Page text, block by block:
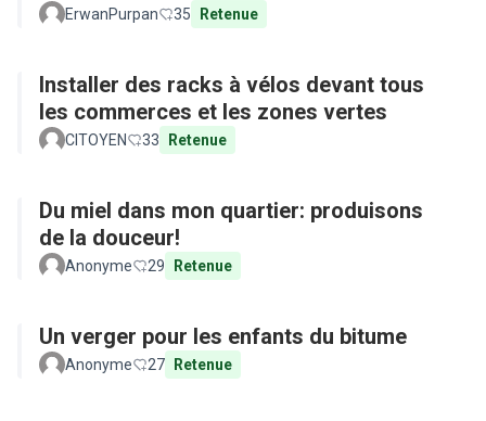
ErwanPurpan 35 Retenue
Installer des racks à vélos devant tous
les commerces et les zones vertes
CITOYEN 33 Retenue
Du miel dans mon quartier: produisons
de la douceur!
Anonyme 29 Retenue
Un verger pour les enfants du bitume
Anonyme 27 Retenue